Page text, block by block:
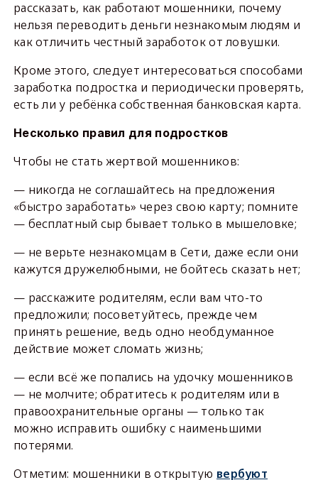
рассказать, как работают мошенники, почему
нельзя переводить деньги незнакомым людям и
как отличить честный заработок от ловушки.
Кроме этого, следует интересоваться способами
заработка подростка и периодически проверять,
есть ли у ребёнка собственная банковская карта.
Несколько правил для подростков
Чтобы не стать жертвой мошенников:
— никогда не соглашайтесь на предложения
«быстро заработать» через свою карту; помните
— бесплатный сыр бывает только в мышеловке;
— не верьте незнакомцам в Сети, даже если они
кажутся дружелюбными, не бойтесь сказать нет;
— расскажите родителям, если вам что-то
предложили; посоветуйтесь, прежде чем
принять решение, ведь одно необдуманное
действие может сломать жизнь;
— если всё же попались на удочку мошенников
— не молчите; обратитесь к родителям или в
правоохранительные органы — только так
можно исправить ошибку с наименьшими
потерями.
Отметим: мошенники в открытую вербуют